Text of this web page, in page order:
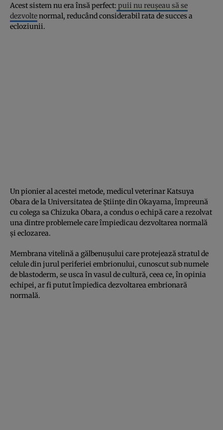
Acest sistem nu era însă perfect: puii nu reușeau să se
dezvoltenormal, reducând considerabil rata de succes a
ecloziunii.
Un pionier al acestei metode, medicul veterinar Katsuya
Obara de la Universitatea de Științe din Okayama, împreună
cu colega sa Chizuka Obara, a condus o echipă care a rezolvat
una dintre problemele care împiedicau dezvoltarea normală
și eclozarea.
Membrana vitelină a gălbenușului care protejează stratul de
celule din jurul periferiei embrionului, cunoscut sub numele
de blastoderm, se usca în vasul de cultură, ceea ce, în opinia
echipei, ar fi putut împiedica dezvoltarea embrionară
normală.